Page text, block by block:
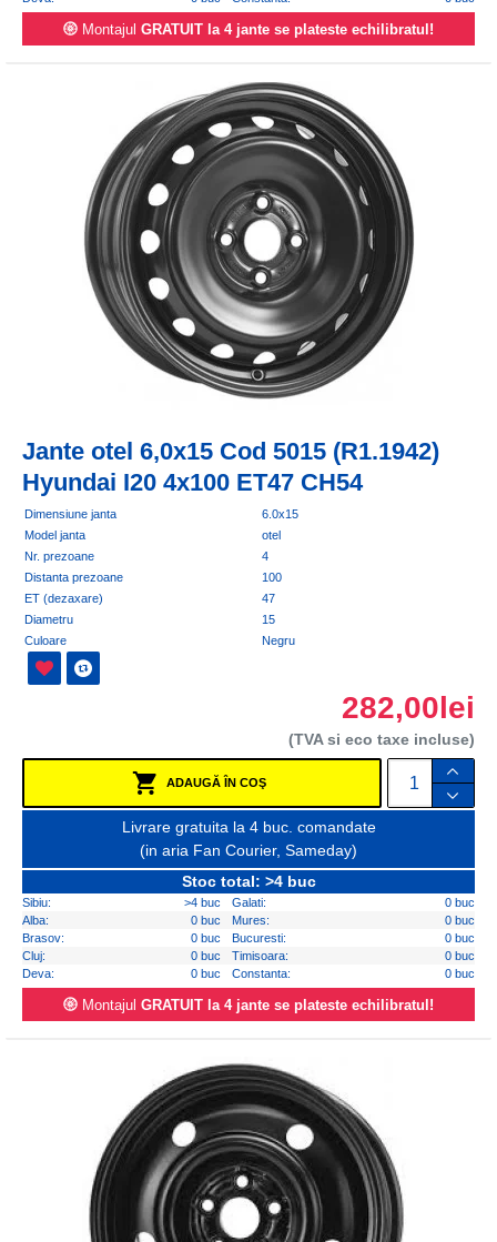
Montajul GRATUIT la 4 jante se plateste echilibratul!
Jante otel 6,0x15 Cod 5015 (R1.1942)
Hyundai I20 4x100 ET47 CH54
Dimensiune janta
6.0x15
Model janta
otel
Nr. prezoane
4
Distanta prezoane
100
ET (dezaxare)
47
Diametru
15
Culoare
Negru
282,00lei
(TVA si eco taxe incluse)
ADAUGĂ ÎN COŞ
Livrare gratuita la 4 buc. comandate
(in aria Fan Courier, Sameday)
Stoc total: >4 buc
Sibiu: >4 buc Galati:
0 buc
Alba:
0 buc Mures:
0 buc
Brasov:
0 buc Bucuresti:
0 buc
Cluj:
0 buc Timisoara:
0 buc
Deva:
0 buc Constanta: 0 buc
Montajul GRATUIT la 4 jante se plateste echilibratul!